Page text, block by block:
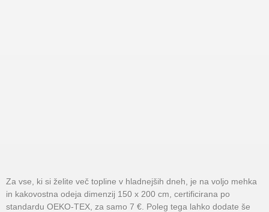
Za vse, ki si želite več topline v hladnejših dneh, je na voljo mehka
in kakovostna odeja dimenzij 150 x 200 cm, certificirana po
standardu OEKO-TEX, za samo 7 €. Poleg tega lahko dodate še